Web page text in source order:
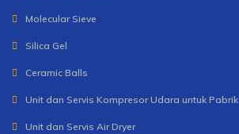
Molecular Sieve
Silica Gel
Ceramic Balls
Unit dan Servis Kompresor Udara untuk Pabrik
Unit dan Servis Air Dryer